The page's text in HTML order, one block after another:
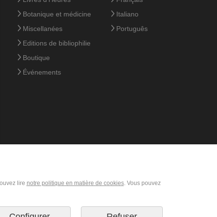
Botanique et médicine
Miscellanées
Editions de bibliophilie
Boutique
Événements
Italiano
Português
lire notre politique en matière de cookies. Vous pouvez